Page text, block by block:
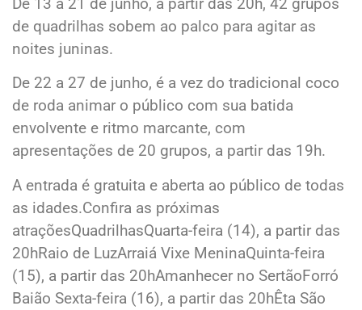
de quadrilhas sobem ao palco para agitar as
noites juninas.
De 22 a 27 de junho, é a vez do tradicional coco
de roda animar o público com sua batida
envolvente e ritmo marcante, com
apresentações de 20 grupos, a partir das 19h.
A entrada é gratuita e aberta ao público de todas
as idades.Confira as próximas
atraçõesQuadrilhasQuarta-feira (14), a partir das
20hRaio de LuzArraiá Vixe MeninaQuinta-feira
(15), a partir das 20hAmanhecer no SertãoForró
Baião Sexta-feira (16), a partir das 20hÊta São